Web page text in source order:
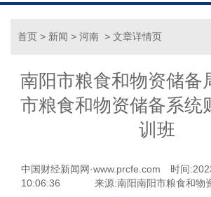
首页 > 新闻 > 河南 > 文章详情页
南阳市粮食和物资储备
市粮食和物资储备系统
训班
中国财经新闻网·www.prcfe.com
时间
10:06:36
来源:南阳南阳市粮食和物